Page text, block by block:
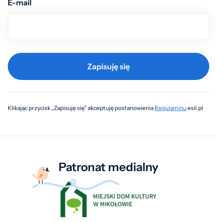
E-mail
Zapisuję się
Klikając przycisk „Zapisuję się” akceptuję postanowienia Regulaminuesil.pl
Patronat medialny